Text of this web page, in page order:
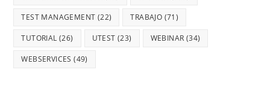
TEST MANAGEMENT (22) TRABAJO (71)
TUTORIAL (26) UTEST (23) WEBINAR (34)
WEBSERVICES (49)